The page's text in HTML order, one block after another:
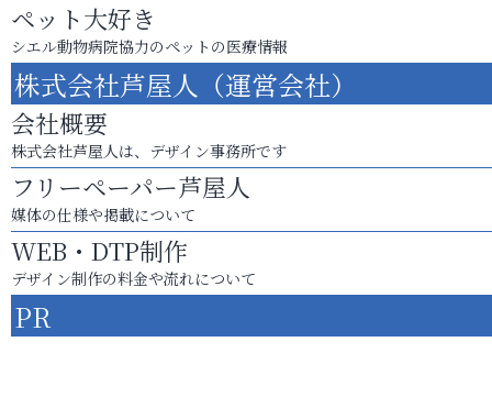
ペット大好き
シエル動物病院協力のペットの医療情報
株式会社芦屋人（運営会社）
会社概要
株式会社芦屋人は、デザイン事務所です
フリーペーパー芦屋人
媒体の仕様や掲載について
WEB・DTP制作
デザイン制作の料金や流れについて
PR